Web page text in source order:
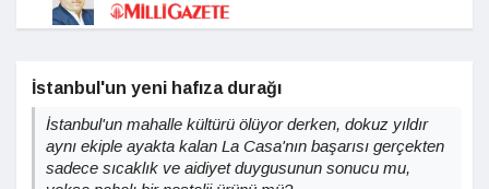
İstanbul'un yeni hafıza durağı
İstanbul'un mahalle kültürü ölüyor derken, dokuz yıldır
aynı ekiple ayakta kalan La Casa'nın başarısı gerçekten
sadece sıcaklık ve aidiyet duygusunun sonucu mu,